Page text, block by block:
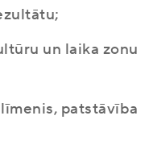
un laika zonu
patstāvība